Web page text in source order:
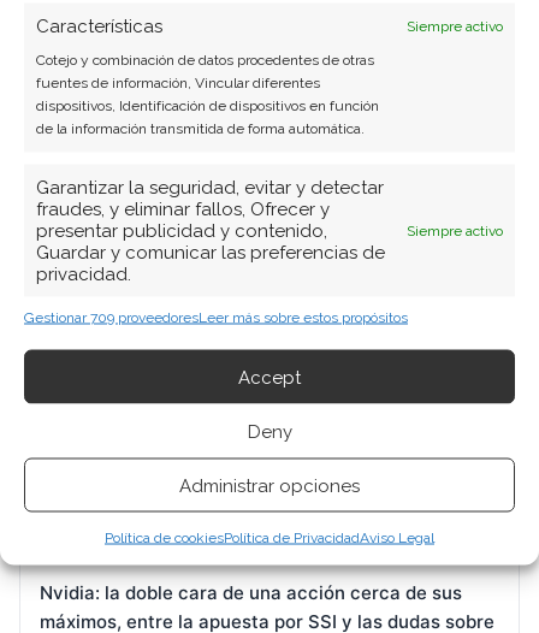
Características
Siempre activo
Cotejo y combinación de datos procedentes de otras
fuentes de información, Vincular diferentes
dispositivos, Identificación de dispositivos en función
de la información transmitida de forma automática.
Garantizar la seguridad, evitar y detectar
fraudes, y eliminar fallos, Ofrecer y
presentar publicidad y contenido,
Guardar y comunicar las preferencias de
privacidad.
Siempre activo
Gestionar 709 proveedoresLeer más sobre estos propósitos
Accept
Deny
Administrar opciones
Política de cookiesPolítica de PrivacidadAviso Legal
BUSCAR
ARTÍCULOS RECIENTES
Nvidia: la doble cara de una acción cerca de sus
máximos, entre la apuesta por SSI y las dudas sobre